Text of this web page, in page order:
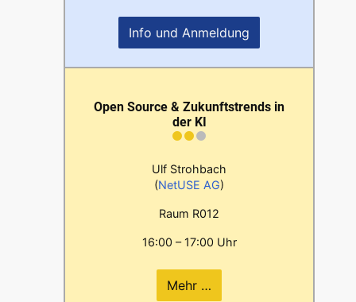
Info und Anmeldung
Open Source & Zukunftstrends in
der KI
Ulf Strohbach
(NetUSE AG)
Raum R012
16:00 – 17:00 Uhr
Mehr …